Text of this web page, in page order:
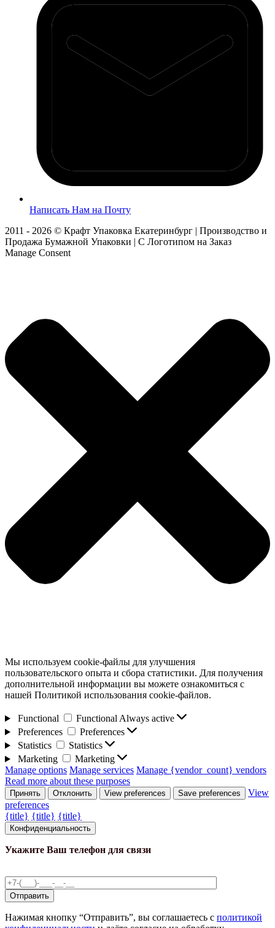
Написать Нам на Почту
2011 - 2026 © Крафт Упаковка Екатеринбург | Производство и
Продажа Бумажной Упаковки | С Логотипом на Заказ
Manage Consent
Мы используем cookie-файлы для улучшения
пользовательского опыта и сбора статистики. Для получения
дополнительной информации вы можете ознакомиться с
нашей Политикой использования cookie-файлов.
Functional Functional Always active
Preferences
Preferences
Statistics
Statistics
Marketing
Marketing
Manage options Manage services Manage {vendor_count} vendors
Read more about these purposes
Принять Отклонить View preferences Save preferences
View
preferences
{title} {title} {title}
Конфиденциальность
Укажите Ваш телефон для связи
Нажимая кнопку “Отправить”, вы соглашаетесь с политикой